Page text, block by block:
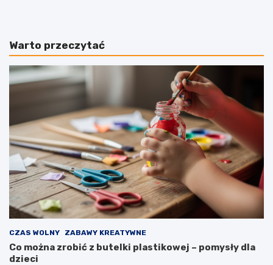
Warto przeczytać
CZAS WOLNY ZABAWY KREATYWNE
Co można zrobić z butelki plastikowej – pomysły dla
dzieci